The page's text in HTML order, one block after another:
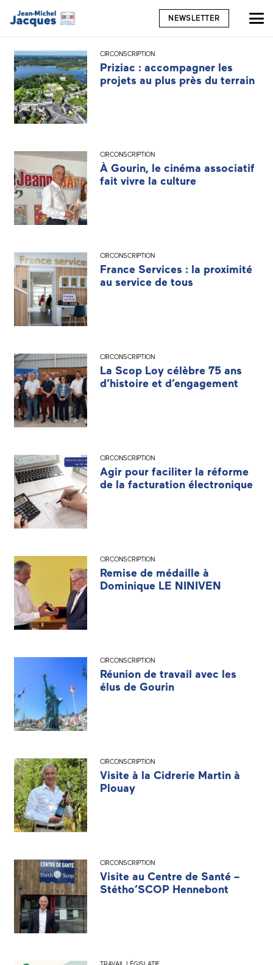
NEWSLETTER
CIRCONSCRIPTION
Priziac : accompagner les
projets au plus près du terrain
CIRCONSCRIPTION
À Gourin, le cinéma associatif
fait vivre la culture
CIRCONSCRIPTION
France Services : la proximité
au service de tous
CIRCONSCRIPTION
La Scop Loy célèbre 75 ans
d’histoire et d’engagement
CIRCONSCRIPTION
Agir pour faciliter la réforme
de la facturation électronique
CIRCONSCRIPTION
Remise de médaille à
Dominique LE NINIVEN
CIRCONSCRIPTION
Réunion de travail avec les
élus de Gourin
CIRCONSCRIPTION
Visite à la Cidrerie Martin à
Plouay
CIRCONSCRIPTION
Visite au Centre de Santé –
Stétho’SCOP Hennebont